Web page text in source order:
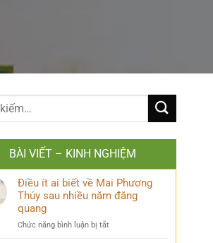
BÀI VIẾT – KINH NGHIỆM
Điều ít ai biết về Mai Phương
Thúy sau nhiều năm đăng
quang
Chức năng bình luận bị tắt